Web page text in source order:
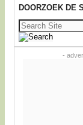
DOORZOEK DE
Zoeken
naar:
-